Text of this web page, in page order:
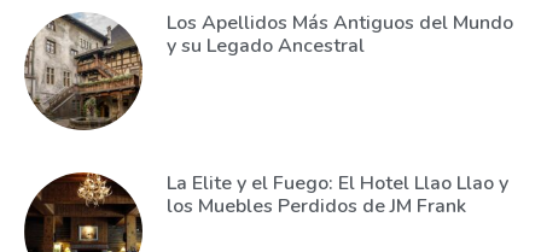
Los Apellidos Más Antiguos del Mundo
y su Legado Ancestral
La Elite y el Fuego: El Hotel Llao Llao y
los Muebles Perdidos de JM Frank